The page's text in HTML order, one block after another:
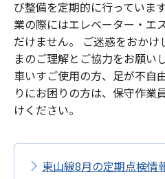
び整備を定期的に行っていま
業の際にはエレベーター・エ
だけません。 ご迷惑をおか
まのご理解とご協力をお願いし
車いすご使用の方、足が不自
りにお困りの方は、保守作業
けください。
東山線8月の定期点検情